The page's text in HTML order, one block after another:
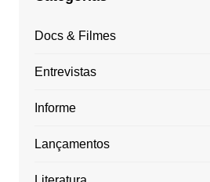
Docs & Filmes
Entrevistas
Informe
Lançamentos